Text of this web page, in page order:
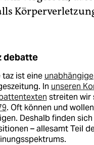
debatte
taz ist eine unabhängige
In unseren
streiten wir
. Oft können und
Deshalb finden
– allesamt Teil